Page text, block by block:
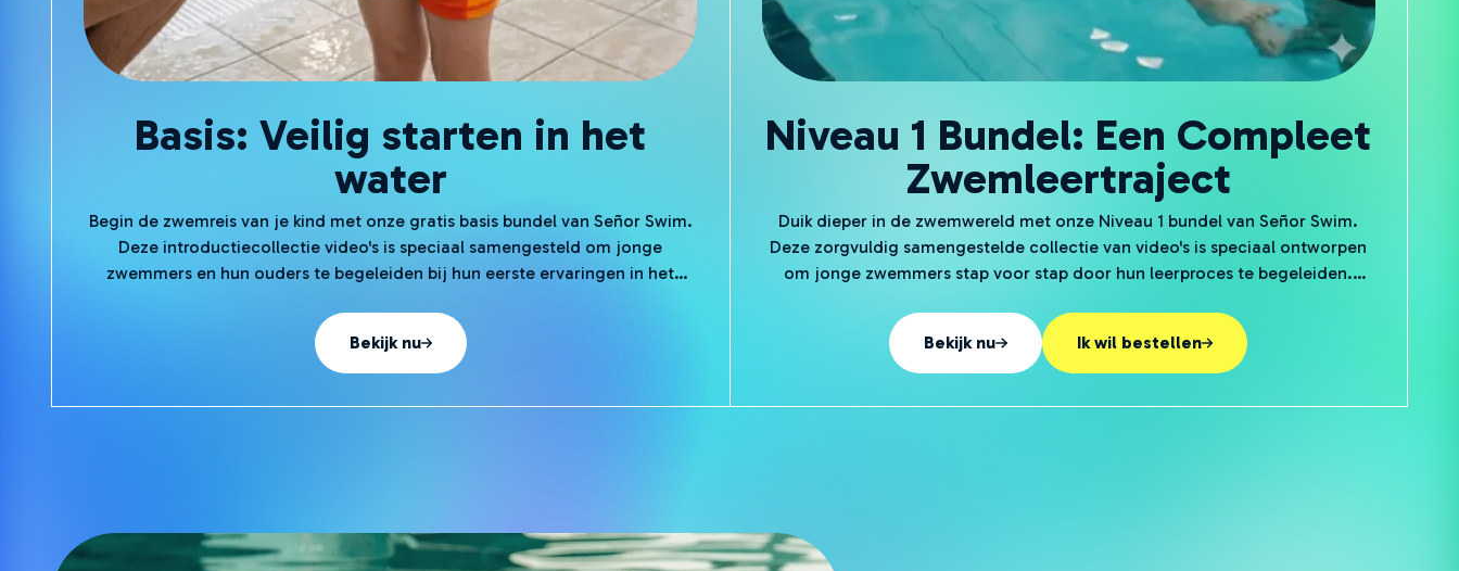
Basis: Veilig starten in het
water
Begin de zwemreis van je kind met onze gratis basis bundel van Señor Swim.
Deze introductiecollectie video's is speciaal samengesteld om jonge
zwemmers en hun ouders te begeleiden bij hun eerste ervaringen in het
van het juiste drijfpak en je kind op een veilige manier laten wennen aan het
water.
Bekijk nu
Niveau 1 Bundel: Een Compleet
Zwemleertraject
Duik dieper in de zwemwereld met onze Niveau 1 bundel van Señor Swim.
Deze zorgvuldig samengestelde collectie van video's is speciaal ontworpen
om jonge zwemmers stap voor stap door hun leerproces te begeleiden.
aantrekkelijke korting van 25%, waardoor je slechts €7,50 betaalt. Je krijgt
toegang tot een reeks educatieve en interactieve video's die essentiële
voorbereidende vaardigheden dekken, gericht op het comfortabel maken
met water en de basisprincipes van het zwemmen.
Bekijk nu Ik wil bestellen